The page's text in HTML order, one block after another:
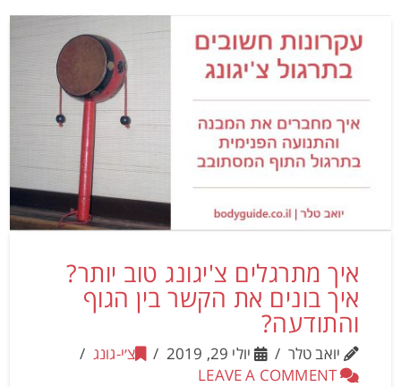
איך מתרגלים צ'יגונג טוב יותר?
איך בונים את הקשר בין הגוף
והתודעה?
יואב טלר יולי 29, 2019
צ׳י-גונג
LEAVE A COMMENT